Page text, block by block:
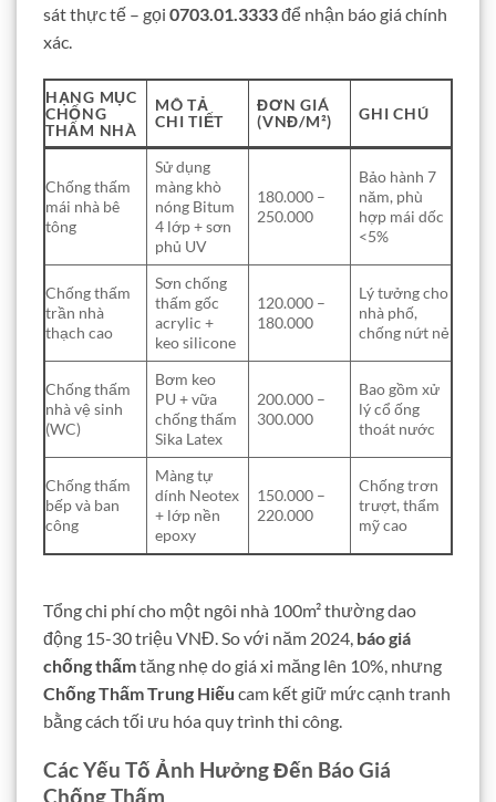
sát thực tế – gọi 0703.01.3333để nhận báo giá chính
xác.
HẠNG MỤC
CHỐNG
THẤM NHÀ
MÔ TẢ
CHI TIẾT
ĐƠN GIÁ
(VNĐ/M²)
GHI CHÚ
Chống thấm
mái nhà bê
tông
Sử dụng
màng khò
nóng Bitum
4 lớp + sơn
phủ UV
180.000 –
250.000
Bảo hành 7
năm, phù
hợp mái dốc
<5%
Chống thấm
trần nhà
thạch cao
Sơn chống
thấm gốc
acrylic +
keo silicone
120.000 –
180.000
Lý tưởng cho
nhà phố,
chống nứt nẻ
Chống thấm
nhà vệ sinh
(WC)
Bơm keo
PU + vữa
chống thấm
Sika Latex
200.000 –
300.000
Bao gồm xử
lý cổ ống
thoát nước
Chống thấm
bếp và ban
công
Màng tự
dính Neotex
+ lớp nền
epoxy
150.000 –
220.000
Chống trơn
trượt, thẩm
mỹ cao
Tổng chi phí cho một ngôi nhà 100m² thường dao
động 15-30 triệu VNĐ. So với năm 2024, báo giá
chống thấmtăng nhẹ do giá xi măng lên 10%, nhưng
Chống Thấm Trung Hiếu cam kết giữ mức cạnh tranh
bằng cách tối ưu hóa quy trình thi công.
Các Yếu Tố Ảnh Hưởng Đến Báo Giá
Chống Thấm